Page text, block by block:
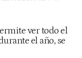
ver todo el
el año, se